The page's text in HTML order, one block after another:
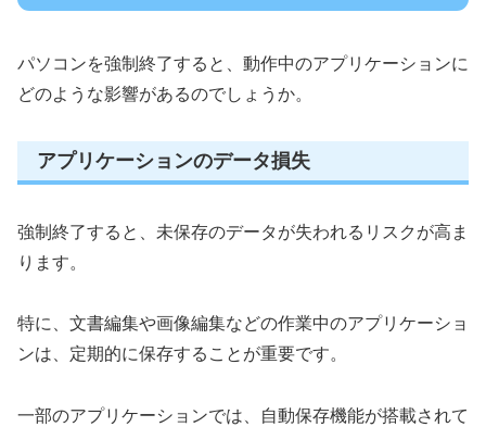
パソコンを強制終了すると、動作中のアプリケーションに
どのような影響があるのでしょうか。
アプリケーションのデータ損失
強制終了すると、未保存のデータが失われるリスクが高ま
ります。
特に、文書編集や画像編集などの作業中のアプリケーショ
ンは、定期的に保存することが重要です。
一部のアプリケーションでは、自動保存機能が搭載されて